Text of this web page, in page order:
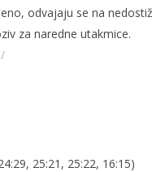
odvajaju se na
za naredne utakmice.
25:21, 25:22, 16:15)